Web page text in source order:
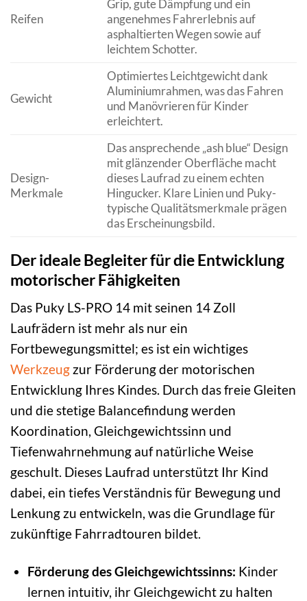
Reifen
Grip, gute Dämpfung und ein
angenehmes Fahrerlebnis auf
asphaltierten Wegen sowie auf
leichtem Schotter.
Gewicht
Optimiertes Leichtgewicht dank
Aluminiumrahmen, was das Fahren
und Manövrieren für Kinder
erleichtert.
Design-
Merkmale
Das ansprechende „ash blue“ Design
mit glänzender Oberfläche macht
dieses Laufrad zu einem echten
Hingucker. Klare Linien und Puky-
typische Qualitätsmerkmale prägen
das Erscheinungsbild.
Der ideale Begleiter für die Entwicklung
motorischer Fähigkeiten
Das Puky LS-PRO 14 mit seinen 14 Zoll
Laufrädern ist mehr als nur ein
Fortbewegungsmittel; es ist ein wichtiges
Werkzeug zur Förderung der motorischen
Entwicklung Ihres Kindes. Durch das freie Gleiten
und die stetige Balancefindung werden
Koordination, Gleichgewichtssinn und
Tiefenwahrnehmung auf natürliche Weise
geschult. Dieses Laufrad unterstützt Ihr Kind
dabei, ein tiefes Verständnis für Bewegung und
Lenkung zu entwickeln, was die Grundlage für
zukünftige Fahrradtouren bildet.
Förderung des Gleichgewichtssinns: Kinder
lernen intuitiv, ihr Gleichgewicht zu halten